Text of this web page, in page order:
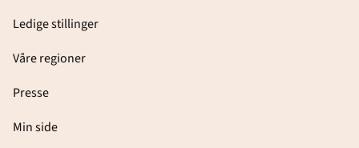
Ledige stillinger
Våre regioner
Presse
Min side